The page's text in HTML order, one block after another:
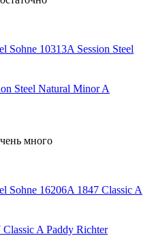
Steel Natural Minor A
A Paddy Richter